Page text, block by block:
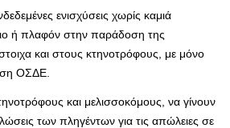
ενισχύσεις χωρίς καμιά
ή πλαφόν στην παράδοση της
και στους κτηνοτρόφους, με μόνο
ΟΣΔΕ.
και μελισσοκόμους, να γίνουν
των πληγέντων για τις απώλειες σε